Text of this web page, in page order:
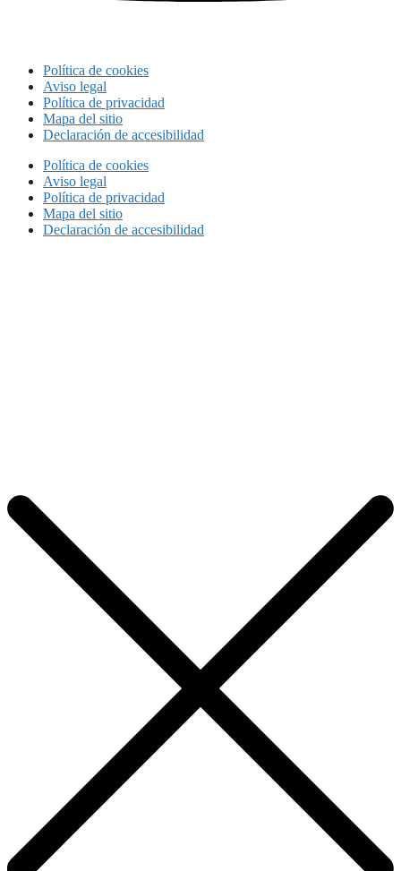
Política de cookies
Aviso legal
Política de privacidad
Mapa del sitio
Declaración de accesibilidad
Política de cookies
Aviso legal
Política de privacidad
Mapa del sitio
Declaración de accesibilidad